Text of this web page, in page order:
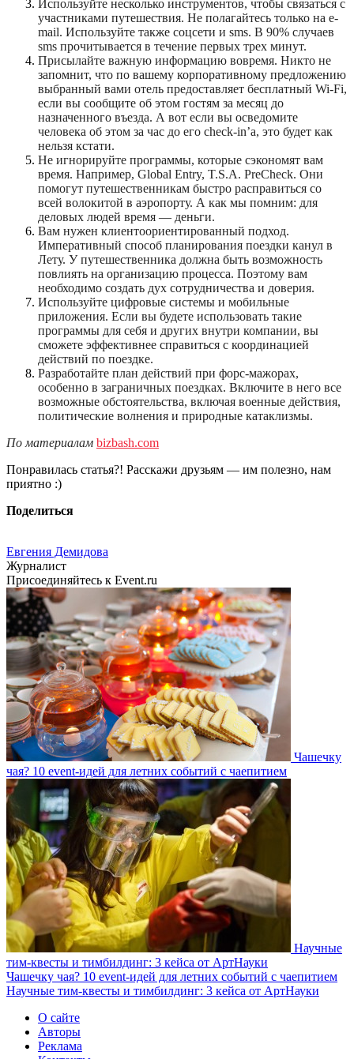
Используйте несколько инструментов, чтобы связаться с
участниками путешествия. Не полагайтесь только на e-
mail. Используйте также соцсети и sms. В 90% случаев
sms прочитывается в течение первых трех минут.
Присылайте важную информацию вовремя. Никто не
запомнит, что по вашему корпоративному предложению
выбранный вами отель предоставляет бесплатный Wi-Fi,
если вы сообщите об этом гостям за месяц до
назначенного въезда. А вот если вы осведомите
человека об этом за час до его check-in’а, это будет как
нельзя кстати.
Не игнорируйте программы, которые сэкономят вам
время. Например, Global Entry, T.S.A. PreCheck. Они
помогут путешественникам быстро расправиться со
всей волокитой в аэропорту. А как мы помним: для
деловых людей время — деньги.
Вам нужен клиентоориентированный подход.
Императивный способ планирования поездки канул в
Лету. У путешественника должна быть возможность
повлиять на организацию процесса. Поэтому вам
необходимо создать дух сотрудничества и доверия.
Используйте цифровые системы и мобильные
приложения. Если вы будете использовать такие
программы для себя и других внутри компании, вы
сможете эффективнее справиться с координацией
действий по поездке.
Разработайте план действий при форс-мажорах,
особенно в заграничных поездках. Включите в него все
возможные обстоятельства, включая военные действия,
политические волнения и природные катаклизмы.
По материалам bizbash.com
Понравилась статья?! Расскажи друзьям — им полезно, нам
приятно :)
Поделиться
Евгения Демидова
Журналист
Присоединяйтесь к Event.ru
Чашечку
чая? 10 event-идей для летних событий с чаепитием
Научные
тим-квесты и тимбилдинг: 3 кейса от АртНауки
Чашечку чая? 10 event-идей для летних событий с чаепитием
Научные тим-квесты и тимбилдинг: 3 кейса от АртНауки
О сайте
Авторы
Реклама